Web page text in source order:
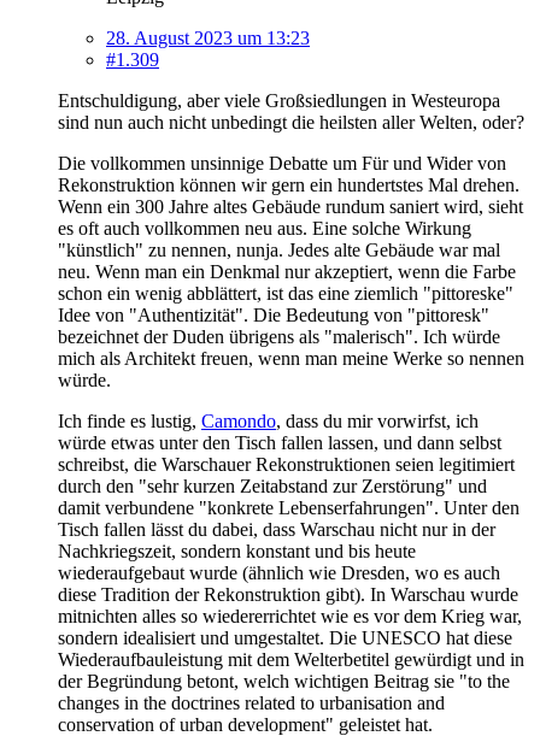
28. August 2023 um 13:23
#1.309
Entschuldigung, aber viele Großsiedlungen in Westeuropa
sind nun auch nicht unbedingt die heilsten aller Welten, oder?
Die vollkommen unsinnige Debatte um Für und Wider von
Rekonstruktion können wir gern ein hundertstes Mal drehen.
Wenn ein 300 Jahre altes Gebäude rundum saniert wird, sieht
es oft auch vollkommen neu aus. Eine solche Wirkung
"künstlich" zu nennen, nunja. Jedes alte Gebäude war mal
neu. Wenn man ein Denkmal nur akzeptiert, wenn die Farbe
schon ein wenig abblättert, ist das eine ziemlich "pittoreske"
Idee von "Authentizität". Die Bedeutung von "pittoresk"
bezeichnet der Duden übrigens als "malerisch". Ich würde
mich als Architekt freuen, wenn man meine Werke so nennen
würde.
Ich finde es lustig, Camondo, dass du mir vorwirfst, ich
würde etwas unter den Tisch fallen lassen, und dann selbst
schreibst, die Warschauer Rekonstruktionen seien legitimiert
durch den "sehr kurzen Zeitabstand zur Zerstörung" und
damit verbundene "konkrete Lebenserfahrungen". Unter den
Tisch fallen lässt du dabei, dass Warschau nicht nur in der
Nachkriegszeit, sondern konstant und bis heute
wiederaufgebaut wurde (ähnlich wie Dresden, wo es auch
diese Tradition der Rekonstruktion gibt). In Warschau wurde
mitnichten alles so wiedererrichtet wie es vor dem Krieg war,
sondern idealisiert und umgestaltet. Die UNESCO hat diese
Wiederaufbauleistung mit dem Welterbetitel gewürdigt und in
der Begründung betont, welch wichtigen Beitrag sie "to the
changes in the doctrines related to urbanisation and
conservation of urban development" geleistet hat.